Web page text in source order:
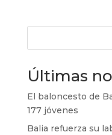
Últimas
El baloncesto de
177 jóvenes
Balia refuerza su